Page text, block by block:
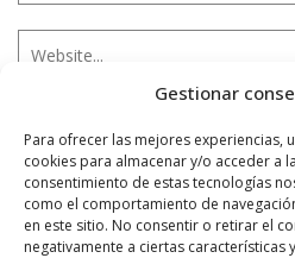
Gestionar
Para ofrecer las mejores experiencias,
cookies para almacenar y/o acceder a
consentimiento de estas tecnologías
como el comportamiento de
en este sitio. No consentir o retirar el
negativamente a ciertas características
Notificarme vía correo electrónico
aprobado.
Este sitio usa Akismet
cómo se procesan los